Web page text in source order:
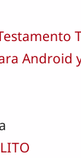
Android